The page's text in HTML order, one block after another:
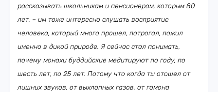
рассказывать школьникам и пенсионерам, которым 80
лет, – им тоже интересно слушать восприятие
человека, который много прошел, потрогал, пожил
именно в дикой природе. Я сейчас стал понимать,
почему монахи буддийские медитируют по году, по
шесть лет, по 25 лет. Потому что когда ты отошел от
лишних звуков, от выхлопных газов, от гомона